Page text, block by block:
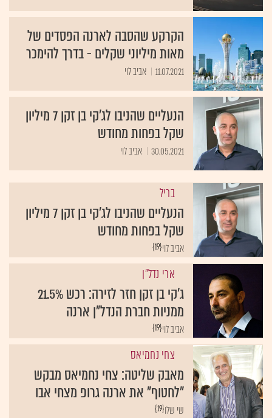
הקרקע שהסבה לארנה הפסדים של
מאות מיליוני שקלים - בדרך להימכר
11.07.2021 אביב לוי
הנעליים שהניבו לג'קי בן זקן 7 מיליון
שקל בפחות מחודש
30.05.2021 אביב לוי
בריל
הנעליים שהניבו לג'קי בן זקן 7 מיליון
שקל בפחות מחודש
{19}אביב לוי
ארי נדל"ן
ג'קי בן זקן חזר לזירה: רכש 21.5%
ממניות חברת הנדל"ן ארנה
{19}אביב לוי
צחי נחמיאס
מאבק שליטה: צחי נחמיאס מבקש
"לחטוף" את ארנה גרופ מצחי אבו
{19}שי שלו